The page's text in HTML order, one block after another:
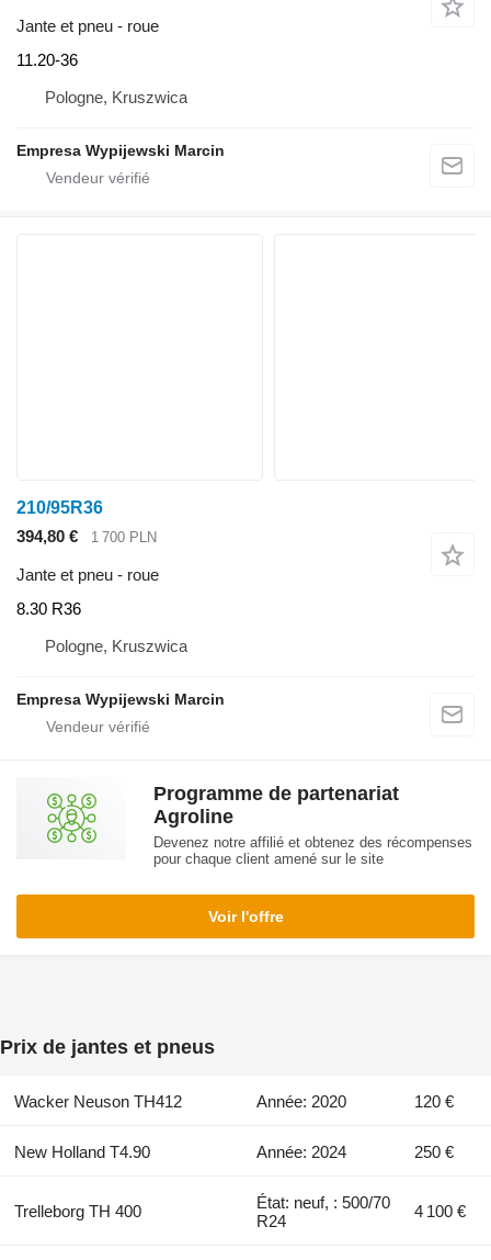
Jante et pneu - roue
11.20-36
Pologne, Kruszwica
Empresa Wypijewski Marcin
210/95R36
394,80 €
1 700 PLN
Jante et pneu - roue
8.30 R36
Pologne, Kruszwica
Empresa Wypijewski Marcin
Programme de partenariat
Agroline
Devenez notre affilié et obtenez des récompenses
pour chaque client amené sur le site
Voir l'offre
Prix de jantes et pneus
Wacker Neuson TH412 Année: 2020 120 €
New Holland T4.90 Année: 2024 250 €
Trelleborg TH 400
État: neuf, : 500/70
R24
4 100 €